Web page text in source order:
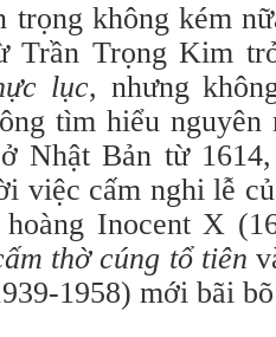
trọng không kém
Trần Trọng Kim
lục, nhưng
tìm hiểu nguyên
Nhật Bản từ
việc cấm nghi lễ
thờ cúng tổ tiên
1958) mới bãi bõ